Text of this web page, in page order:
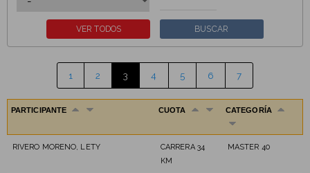
1 2 3 4 5 6 7
PARTICIPANTE CUOTA CATEGORÍA
RIVERO MORENO, LETY
CARRERA 34
KM
MASTER 40